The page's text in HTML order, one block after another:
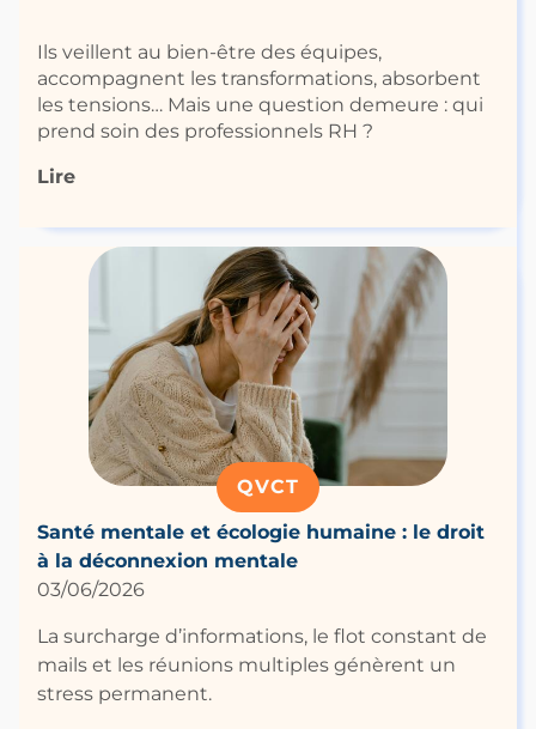
Ils veillent au bien-être des équipes,
accompagnent les transformations, absorbent
les tensions… Mais une question demeure : qui
prend soin des professionnels RH ?
Lire
QVCT
Santé mentale et écologie humaine : le droit
à la déconnexion mentale
03/06/2026
La surcharge d’informations, le flot constant de
mails et les réunions multiples génèrent un
stress permanent.